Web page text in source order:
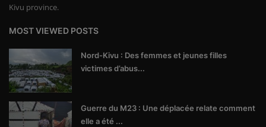
Kivu province.
MOST VIEWED POSTS
Nord-Kivu : Des femmes et jeunes filles
victimes d’abus...
Guerre du M23 : Une déplacée relate comment
elle a été ...